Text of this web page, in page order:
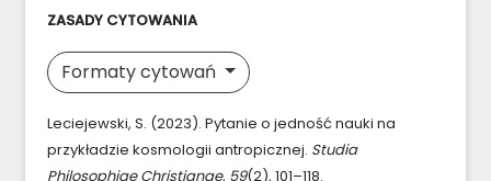
ZASADY CYTOWANIA
Formaty cytowań
Leciejewski, S. (2023). Pytanie o jedność nauki na
przykładzie kosmologii antropicznej. Studia
Philosophiae Christianae, 59(2), 101–118.